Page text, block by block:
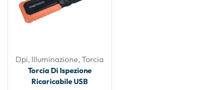
Dpi, Illuminazione,Torcia
Torcia Di Ispezione
Ricaricabile USB